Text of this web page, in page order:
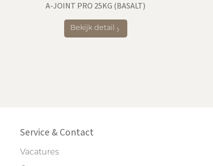
A-JOINT PRO 25KG (BASALT)
Bekijk detail
Service & Contact
Vacatures